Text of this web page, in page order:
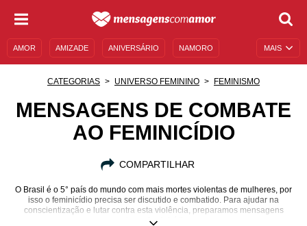
MAIS
AMOR AMIZADE ANIVERSÁRIO NAMORO
MENSAGENS E FRASES MENSAGENS DE ANIVERSÁRIO
CATEGORIAS UNIVERSO FEMININO FEMINISMO
MENSAGENS DE COMBATE
AO FEMINICÍDIO
COMPARTILHAR
O Brasil é o 5° país do mundo com mais mortes violentas de mulheres, por
isso o feminicídio precisa ser discutido e combatido. Para ajudar na
conscientização e lutar contra esta violência, preparamos mensagens
sobre o feminicídio.